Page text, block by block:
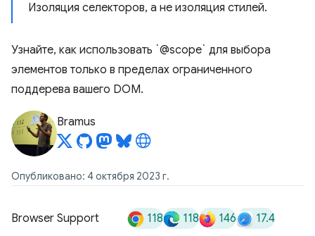
Изоляция селекторов, а не изоляция стилей.
Узнайте, как использовать `@scope` для выбора
элементов только в пределах ограниченного
поддерева вашего DOM.
Bramus
Опубликовано: 4 октября 2023 г.
Browser Support 118 118 146 17.4